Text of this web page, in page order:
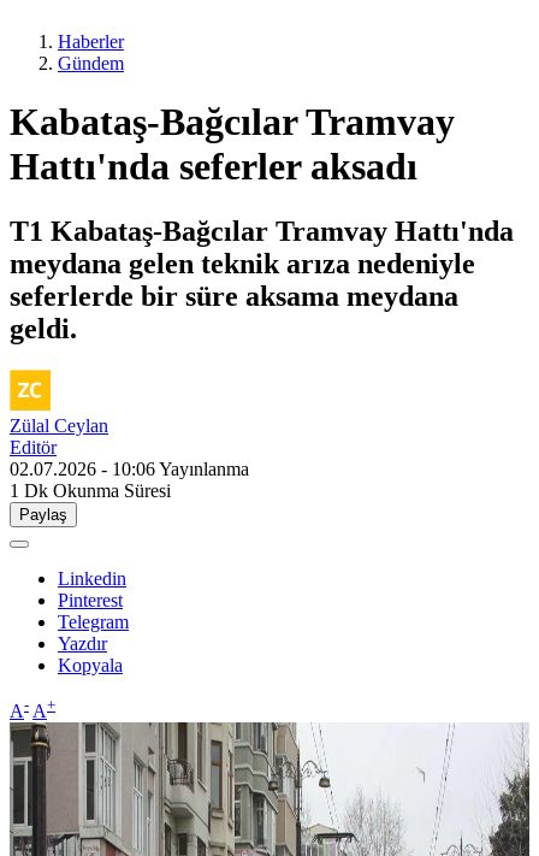
Haberler
Gündem
Kabataş-Bağcılar Tramvay
Hattı'nda seferler aksadı
T1 Kabataş-Bağcılar Tramvay Hattı'nda
meydana gelen teknik arıza nedeniyle
seferlerde bir süre aksama meydana
geldi.
Zülal Ceylan
Editör
02.07.2026 - 10:06Yayınlanma
1 Dk Okunma Süresi
Paylaş
Linkedin
Pinterest
Telegram
Yazdır
Kopyala
A- A+